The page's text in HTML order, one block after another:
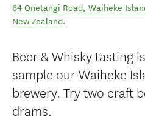
64 Onetangi Road, Waiheke
New Zealand.
Beer & Whisky tasting
sample our Waiheke
brewery. Try two craft
drams.